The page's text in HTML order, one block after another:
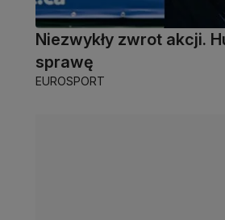
Niezwykły zwrot akcji.
sprawę
EUROSPORT